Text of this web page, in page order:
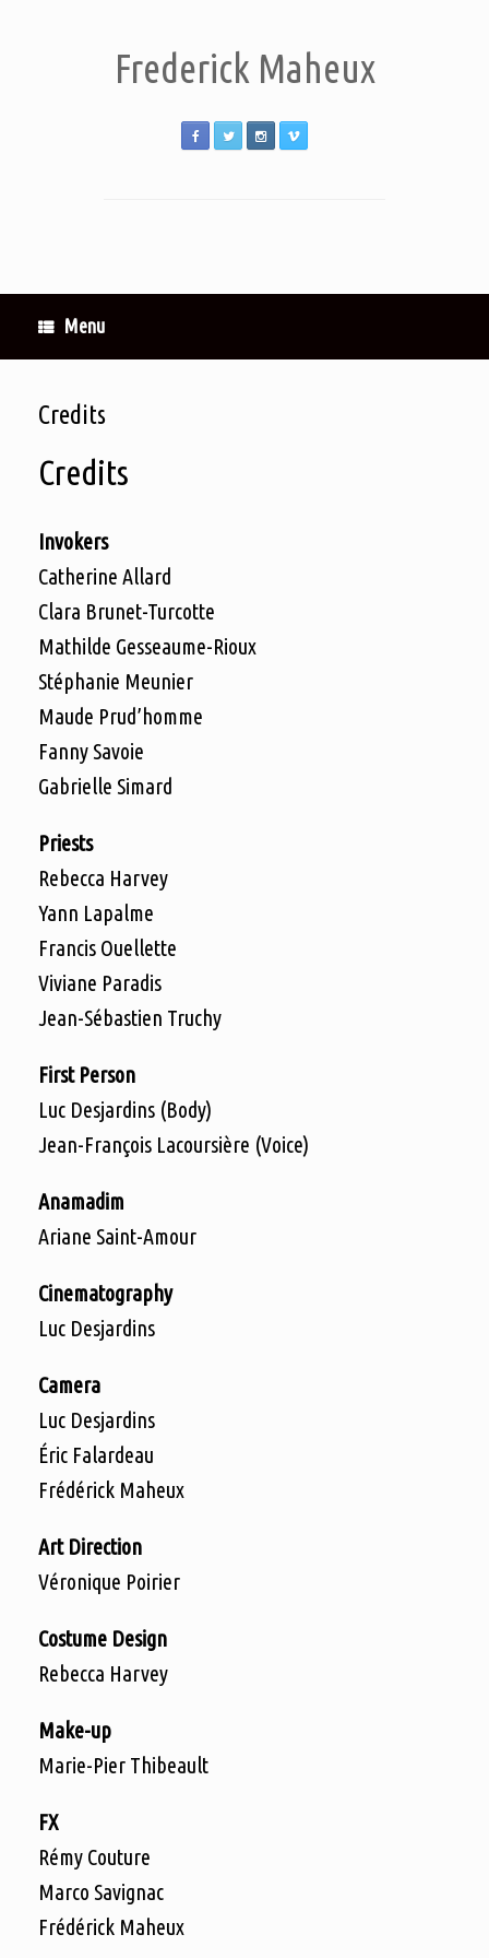
Frederick Maheux
Menu
Credits
Credits
Invokers
Catherine Allard
Clara Brunet-Turcotte
Mathilde Gesseaume-Rioux
Stéphanie Meunier
Maude Prud’homme
Fanny Savoie
Gabrielle Simard
Priests
Rebecca Harvey
Yann Lapalme
Francis Ouellette
Viviane Paradis
Jean-Sébastien Truchy
First Person
Luc Desjardins (Body)
Jean-François Lacoursière (Voice)
Anamadim
Ariane Saint-Amour
Cinematography
Luc Desjardins
Camera
Luc Desjardins
Éric Falardeau
Frédérick Maheux
Art Direction
Véronique Poirier
Costume Design
Rebecca Harvey
Make-up
Marie-Pier Thibeault
FX
Rémy Couture
Marco Savignac
Frédérick Maheux